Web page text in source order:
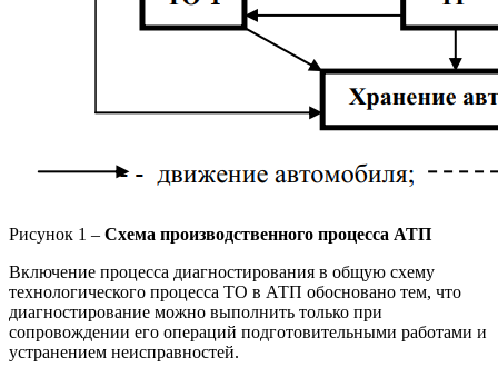
Рисунок 1 – Схема производственного процесса АТП
Включение процесса диагностирования в общую схему
технологического процесса ТО в АТП обосновано тем, что
диагностирование можно выполнить только при
сопровождении его операций подготовительными работами и
устранением неисправностей.